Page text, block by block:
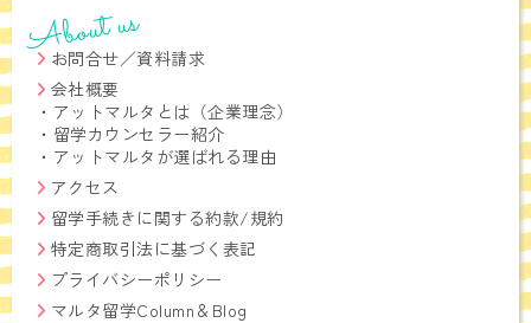
About us
お問合せ／資料請求
会社概要
・ アットマルタとは（企業理念）
・ 留学カウンセラー紹介
・ アットマルタが選ばれる理由
アクセス
留学手続きに関する約款/規約
特定商取引法に基づく表記
プライバシーポリシー
マルタ留学Column＆Blog